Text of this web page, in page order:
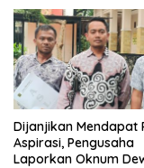
Dijanjikan Mendapat
Aspirasi, Pengusaha
Laporkan Oknum